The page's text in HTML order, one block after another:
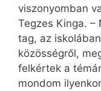
viszonyomban
Tegzes Kinga. –
tag, az
közösségről,
felkértek a
mondom